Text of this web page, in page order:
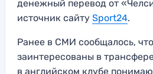
денежный перевод от
источник сайту Sport24.
Ранее в СМИ сообщалось,
заинтересованы в
в английском клубе